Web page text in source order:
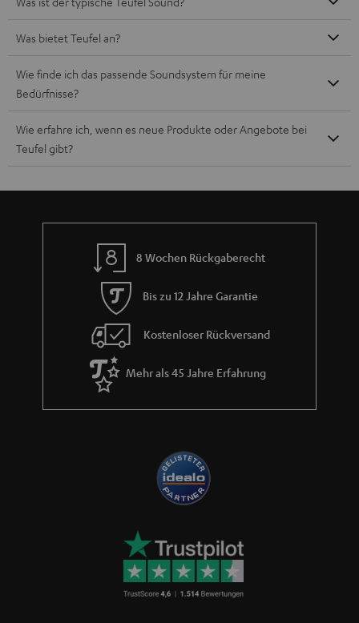
Was bietet Teufel an?
Wie finde ich das passende Soundsystem für meine
Bedürfnisse?
Wie erfahre ich, wenn es neue Produkte oder Angebote bei
Teufel gibt?
8 Wochen Rückgaberecht
Bis zu 12 Jahre Garantie
Kostenloser Rückversand
Mehr als 45 Jahre Erfahrung